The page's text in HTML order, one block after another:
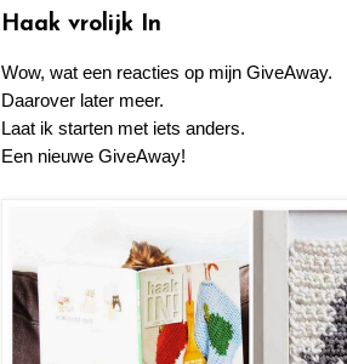
Haak vrolijk In
Wow, wat een reacties op mijn GiveAway.
Daarover later meer.
Laat ik starten met iets anders.
Een nieuwe GiveAway!